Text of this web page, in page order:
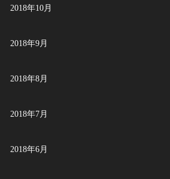
2018年10月
2018年9月
2018年8月
2018年7月
2018年6月